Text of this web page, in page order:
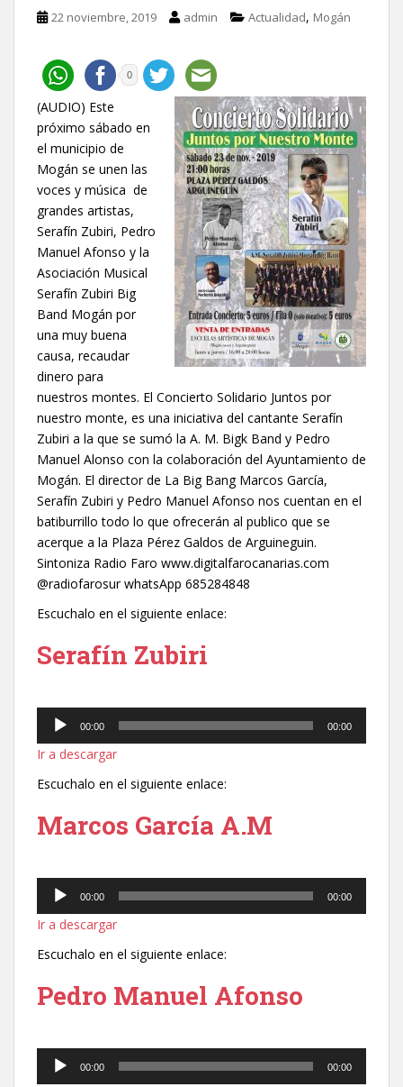
22 noviembre, 2019 admin Actualidad, Mogán
0
(AUDIO) Este
próximo sábado en
el municipio de
Mogán se unen las
voces y música de
grandes artistas,
Serafín Zubiri, Pedro
Manuel Afonso y la
Asociación Musical
Serafín Zubiri Big
Band Mogán por
una muy buena
causa, recaudar
dinero para
nuestros montes. El Concierto Solidario Juntos por
nuestro monte, es una iniciativa del cantante Serafín
Zubiri a la que se sumó la A. M. Bigk Band y Pedro
Manuel Alonso con la colaboración del Ayuntamiento de
Mogán. El director de La Big Bang Marcos García,
Serafín Zubiri y Pedro Manuel Afonso nos cuentan en el
batiburrillo todo lo que ofrecerán al publico que se
acerque a la Plaza Pérez Galdos de Arguineguin.
Sintoniza Radio Faro www.digitalfarocanarias.com
@radiofarosur whatsApp 685284848
Escuchalo en el siguiente enlace:
Serafín Zubiri
Reproductor
audio
00:00 00:00
Ir a descargar
Escuchalo en el siguiente enlace:
Marcos García A.M
Reproductor
audio
00:00 00:00
Ir a descargar
Escuchalo en el siguiente enlace:
Pedro Manuel Afonso
Reproductor
00:00 00:00